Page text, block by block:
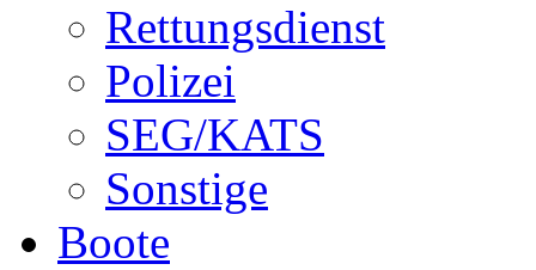
Rettungsdienst
Polizei
SEG/KATS
Sonstige
Boote